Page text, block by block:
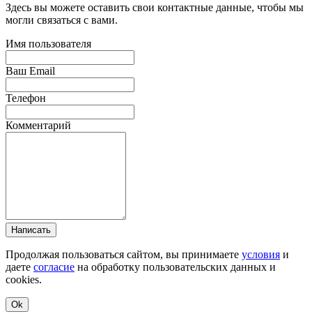
Здесь вы можете оставить свои контактные данные, чтобы мы
могли связаться с вами.
Имя пользователя
Ваш Email
Телефон
Комментарий
Написать
Продолжая пользоваться сайтом, вы принимаете условия и
даете согласие на обработку пользовательских данных и
cookies.
Ok